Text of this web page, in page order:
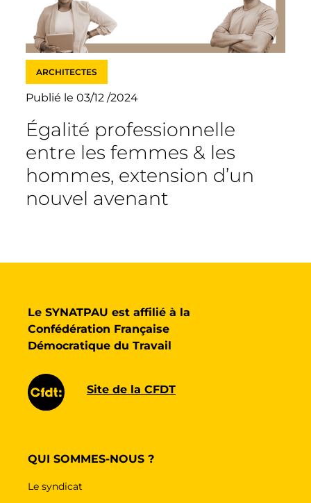
ARCHITECTES
Publié le 03/12 /2024
Égalité professionnelle
entre les femmes & les
hommes, extension d’un
nouvel avenant
Le SYNATPAU est affilié à la
Confédération Française
Démocratique du Travail
Site de la CFDT
QUI SOMMES-NOUS ?
Le syndicat